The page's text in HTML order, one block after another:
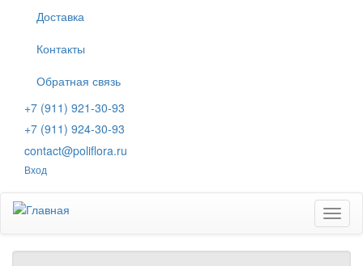
содержанию
Доставка
Контакты
Обратная связь
+7 (911) 921-30-93
+7 (911) 924-30-93
contact@poliflora.ru
Вход